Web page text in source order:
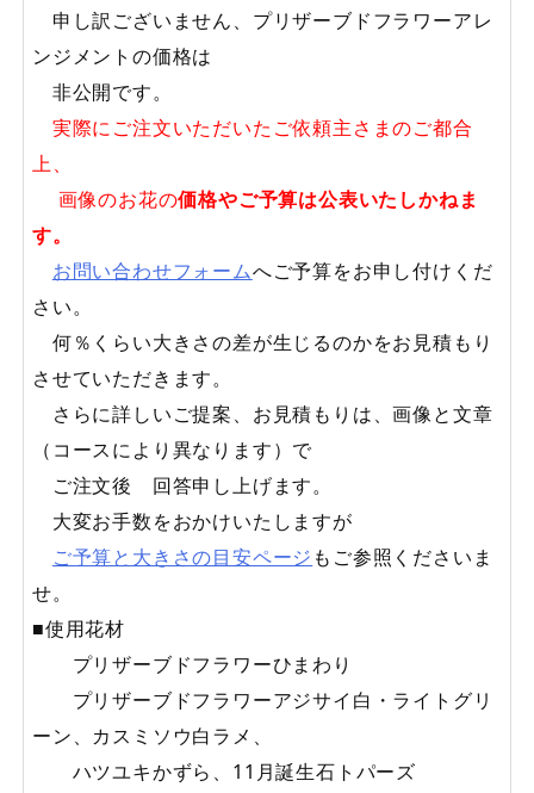
申し訳ございません、プリザーブドフラワーアレ
ンジメントの価格は
非公開です。
実際にご注文いただいたご依頼主さまのご都合
上、
画像のお花の価格やご予算は公表いたしかねま
す。
お問い合わせフォームへご予算をお申し付けくだ
さい。
何％くらい大きさの差が生じるのかをお見積もり
させていただきます。
さらに詳しいご提案、お見積もりは、画像と文章
（コースにより異なります）で
ご注文後 回答申し上げます。
大変お手数をおかけいたしますが
ご予算と大きさの目安ページ もご参照くださいま
せ。
■使用花材
プリザーブドフラワーひまわり
プリザーブドフラワーアジサイ白・ライトグリ
ーン、カスミソウ白ラメ、
ハツユキかずら、11月誕生石トパーズ